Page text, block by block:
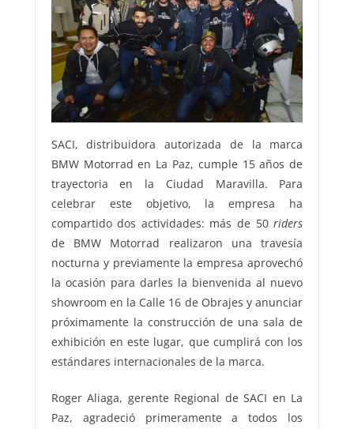
SACI, distribuidora autorizada de la marca
BMW Motorrad en La Paz, cumple 15 años de
trayectoria en la Ciudad Maravilla. Para
celebrar este objetivo, la empresa ha
compartido dos actividades: más de 50riders
de BMW Motorrad realizaron una travesía
nocturna y previamente la empresa aprovechó
la ocasión para darles la bienvenida al nuevo
showroom en la Calle 16 de Obrajes y anunciar
próximamente la construcción de una sala de
exhibición en este lugar, que cumplirá con los
estándares internacionales de la marca.
Roger Aliaga, gerente Regional de SACI en La
Paz, agradeció primeramente a todos los